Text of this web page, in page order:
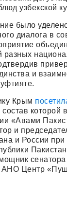
узбекской
было
диалога в
разных
и
Крым
состав которой
«Авами
и
и России
АНО Центр